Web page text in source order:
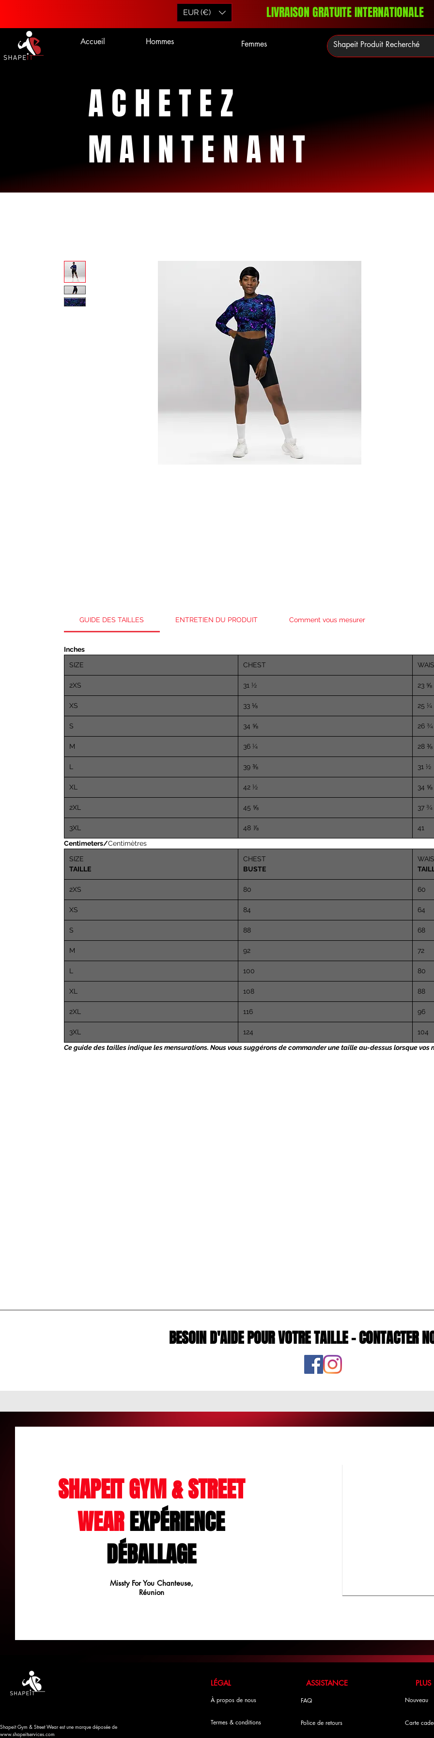
EUR (€) LIVRAISON GRATUITE INTERNATIONALE
Accueil Hommes Femmes
ACHETEZ
MAINTENANT
GUIDE DES TAILLES ENTRETIEN DU PRODUIT Comment vous mesurer
Inches
SIZE
CHEST
2XS 31 ½ 23 ⅝
XS 33 ⅛ 25 ¼
S 34 ⅝ 26 ¾
M 36 ¼ 28 ⅜
L 39 ⅜ 31 ½
XL 42 ½ 34 ⅝
2XL 45 ⅝ 37 ¾
3XL 48 ⅞
41
Centimeters/Centimètres
SIZE
TAILLE
CHEST
BUSTE
2XS 80 60
XS 84 64
S 88 68
M 92 72
L 100 80
XL 108 88
2XL 116 96
3XL 124
104
Ce guide des tailles indique les mensurations. Nous vous suggérons de commander une taille au-dessus lorsque vos
BESOIN D'AIDE POUR VOTRE TAILLE - CONTACTER
SHAPEIT GYM & STREET
WEAREXPÉRIENCE
DÉBALLAGE
Missty For You Chanteuse,
Réunion
Shapeit Gym & Street Wear est une marque déposée de
www.shapeitservices.com
LÉGAL ASSISTANCE PLUS
À propos de nous
Termes & conditions
FAQ
Police de retours
Nouveau
Carte